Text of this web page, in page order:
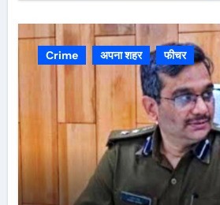
Crime अपना शहर फीचर